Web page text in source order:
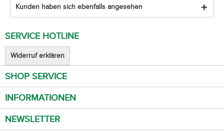
Kunden haben sich ebenfalls angesehen
SERVICE HOTLINE
Widerruf erklären
SHOP SERVICE
INFORMATIONEN
NEWSLETTER